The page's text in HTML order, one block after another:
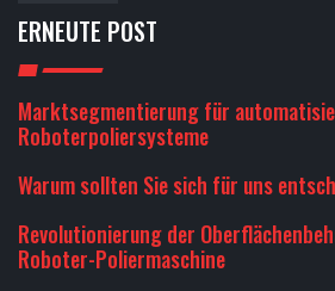
ERNEUTE POST
Marktsegmentierung für
Roboterpoliersysteme
Warum sollten Sie sich für uns
Revolutionierung der
Roboter-Poliermaschine